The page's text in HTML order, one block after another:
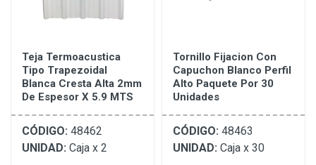
Teja Termoacustica
Tipo Trapezoidal
Blanca Cresta Alta 2mm
De Espesor X 5.9 MTS
CÓDIGO: 48462
UNIDAD: Caja x 2
Tornillo Fijacion Con
Capuchon Blanco Perfil
Alto Paquete Por 30
Unidades
CÓDIGO: 48463
UNIDAD: Caja x 30